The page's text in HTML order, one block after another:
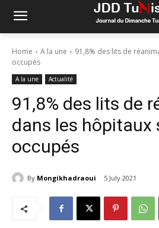
Home A la une
91,8% des lits de
occupés
A la une Actualité
91,8% des lits de
dans les hôpitaux
occupés
By Mongikhadraoui 5 July 2021